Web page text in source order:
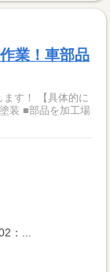
業！車部品
体的に
装 ■部品を加工場
：...